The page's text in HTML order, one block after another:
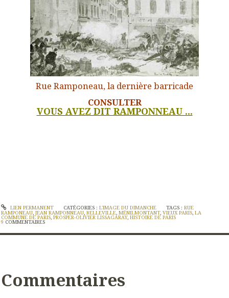
Rue Ramponeau, la dernière barricade
CONSULTER
VOUS AVEZ DIT RAMPONNEAU ...
LIEN PERMANENT CATÉGORIES : L'IMAGE DU DIMANCHE TAGS :RUE
RAMPONEAU, JEAN RAMPONNEAU, BELLEVILLE, MÉNILMONTANT, VIEUX PARIS, LA
COMMUNE DE PARIS, PROSPER-OLIVIER LISSAGARAY, HISTOIRE DE PARIS
9 COMMENTAIRES
Commentaires